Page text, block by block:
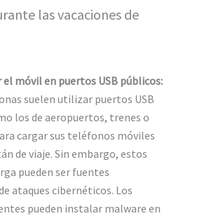
las vacaciones de
móvil en puertos USB públicos:
suelen utilizar puertos USB
los de aeropuertos, trenes o
cargar sus teléfonos móviles
de viaje. Sin embargo, estos
pueden ser fuentes
ataques cibernéticos. Los
pueden instalar malware en